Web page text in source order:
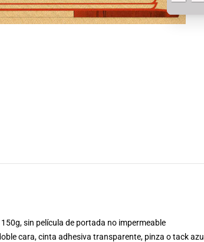
sin película de portada no impermeable
cara, cinta adhesiva transparente, pinza o tack azul